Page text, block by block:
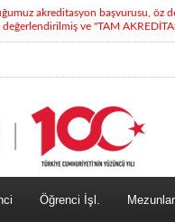
akreditasyon başvurusu, öz
ve "TAM
Öğrenci İşl. Mezunlar